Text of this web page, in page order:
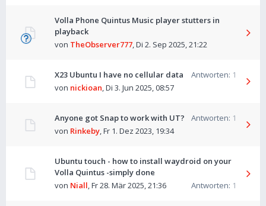
Volla Phone Quintus Music player stutters in
playback
von TheObserver777,Di 2. Sep 2025, 21:22
X23 Ubuntu I have no cellular data Antworten: 1
von nickioan,Di 3. Jun 2025, 08:57
Anyone got Snap to work with UT? Antworten: 1
von Rinkeby,Fr 1. Dez 2023, 19:34
Ubuntu touch - how to install waydroid on your
Volla Quintus -simply done
Antworten: 1
von Niall,Fr 28. Mär 2025, 21:36